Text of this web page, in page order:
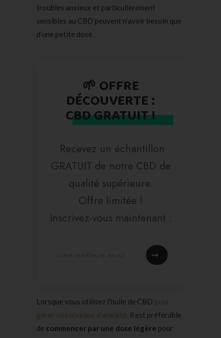
troubles anxieux et particulièrement
sensibles au CBD peuvent n’avoir besoin que
d’une petite dose.
🌱 OFFRE
DÉCOUVERTE :
CBD GRATUIT !
Recevez un échantillon
GRATUIT de notre CBD de
qualité supérieure.
Offre limitée !
Inscrivez-vous maintenant :
Lorsque vous utilisez l’huile de CBD pour
gérer vos niveaux d’anxiété, il est préférable
de commencer par une dose légère pour